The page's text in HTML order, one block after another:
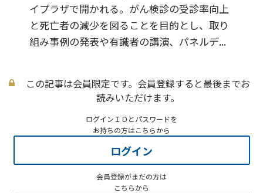
イプラザで開かれる。がん検診の受診率向上
と死亡者の減少を図ることを目的とし、取り
組み事例の発表や有識者の講演、パネルデ...
この記事は会員限定です。会員登録すると最後までお
読みいただけます。
ログインＩＤとパスワードを
お持ちの方はこちらから
ログイン
会員登録がまだの方は
こちらから